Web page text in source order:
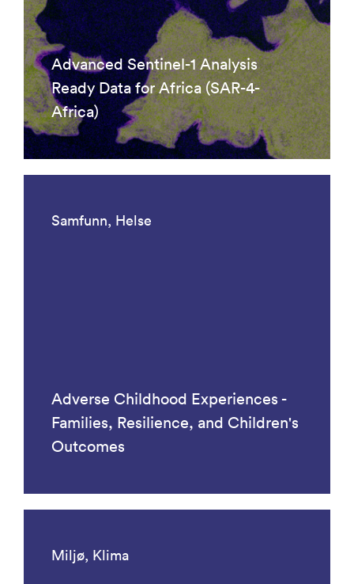
Advanced Sentinel-1 Analysis
Ready Data for Africa (SAR-4-
Africa)
Samfunn, Helse
Adverse Childhood Experiences -
Families, Resilience, and Children's
Outcomes
Miljø, Klima